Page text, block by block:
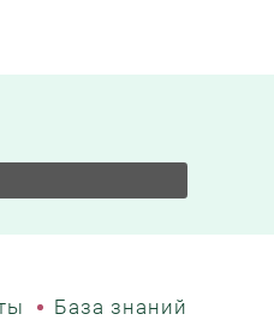
База знаний